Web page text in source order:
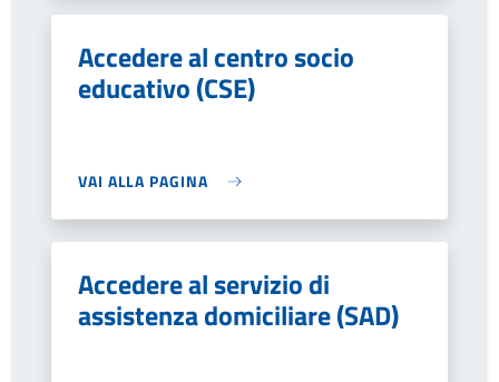
Accedere al centro socio
educativo (CSE)
VAI ALLA PAGINA
Accedere al servizio di
assistenza domiciliare (SAD)